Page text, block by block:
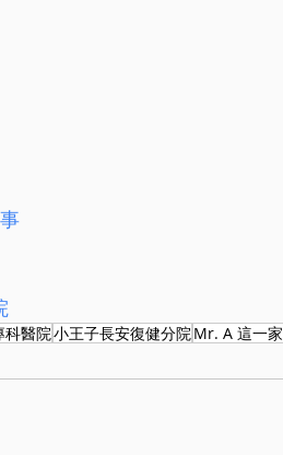
科醫院小王子長安復健分院Mr. A 這一家